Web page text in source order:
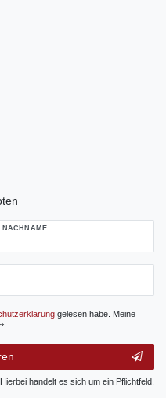
NACHNAME
gelesen habe. Meine
handelt es sich um ein Pflichtfeld.